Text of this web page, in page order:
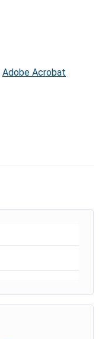
Adobe Acrobat